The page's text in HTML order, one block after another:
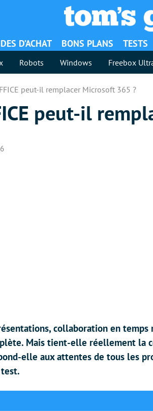
D’ACHAT BONS PLANS TESTS
Robots Windows Freebox
peut-il remplacer Microsoft 365 ?
peut-il
collaboration en temps
Mais tient-elle réellement la
elle aux attentes de tous les